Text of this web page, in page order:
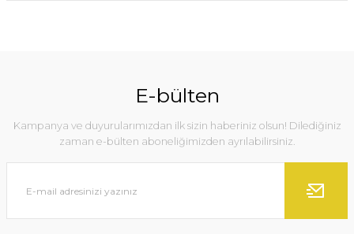
E-bülten
Kampanya ve duyurularımızdan ilk sizin haberiniz olsun! Dilediğiniz
zaman e-bülten aboneliğimizden ayrılabilirsiniz.